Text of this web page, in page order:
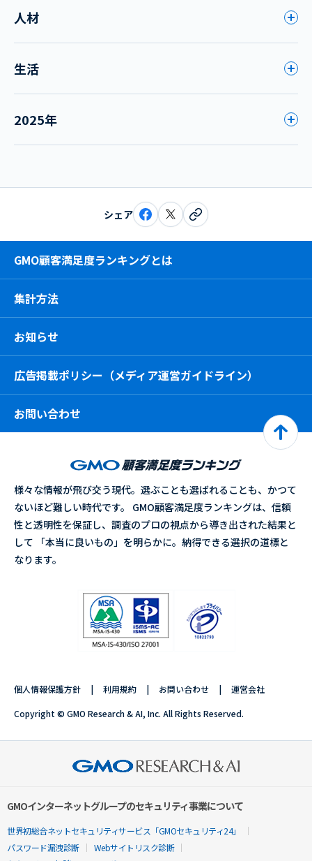
人材
生活
2025年
シェア
GMO顧客満足度ランキングとは
集計方法
お知らせ
広告掲載ポリシー（メディア運営ガイドライン）
お問い合わせ
様々な情報が飛び交う現代。選ぶことも選ばれることも、かつて
ないほど難しい時代です。 GMO顧客満足度ランキングは、信頼
性と透明性を保証し、調査のプロの視点から導き出された結果と
して 「本当に良いもの」を明らかに。納得できる選択の道標と
なります。
個人情報保護方針 利用規約 お問い合わせ 運営会社
Copyright © GMO Research & AI, Inc. All Rights Reserved.
GMOインターネットグループのセキュリティ事業について
世界初総合ネットセキュリティサービス「GMOセキュリティ24」
パスワード漏洩診断
Webサイトリスク診断